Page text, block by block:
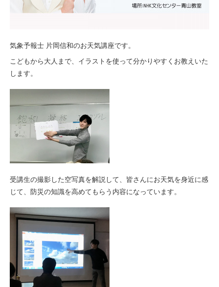
気象予報士 片岡信和のお天気講座です。
こどもから大人まで、イラストを使って分かりやすくお教えいた
します。
受講生の撮影した空写真を解説して、皆さんにお天気を身近に感
じて、防災の知識を高めてもらう内容になっています。